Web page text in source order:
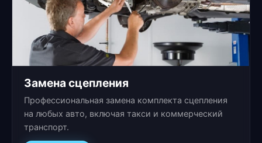
Замена сцепления
Профессиональная замена комплекта сцепления
на любых авто, включая такси и коммерческий
транспорт.